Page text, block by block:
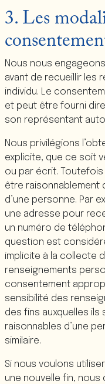
3. Les
Nous nous
avant de recueillir les
individu. Le
et peut être fourni
son représentant
Nous privilégions
explicite, que ce soit
ou par écrit.
être raisonnablement
d’une personne. Par
une adresse pour
un numéro de
question est
implicite à la collecte
renseignements
consentement
sensibilité des
des fins auxquelles
raisonnables d’une
similaire.
Si nous voulons
une nouvelle fin, nous